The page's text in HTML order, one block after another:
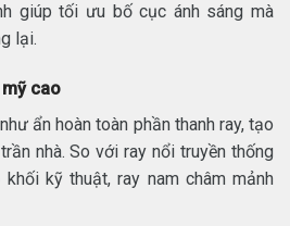
giúp tối ưu bố cục ánh sáng mà
lại.
cao
ẩn hoàn toàn phần thanh ray, tạo
nhà. So với ray nổi truyền thống
kỹ thuật, ray nam châm mảnh